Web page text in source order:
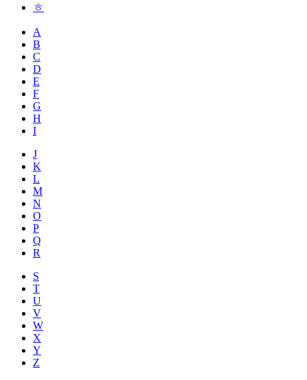
ㅎ
A
B
C
D
E
F
G
H
I
J
K
L
M
N
O
P
Q
R
S
T
U
V
W
X
Y
Z